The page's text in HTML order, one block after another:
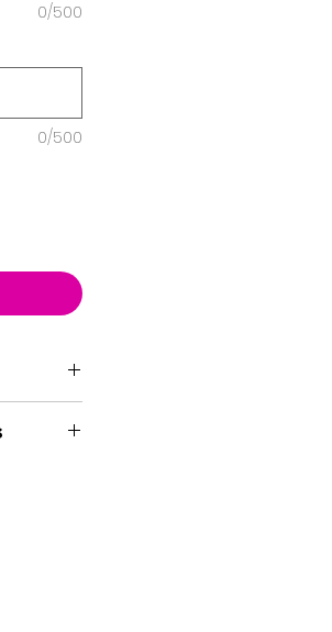
0/500
0/500
fora